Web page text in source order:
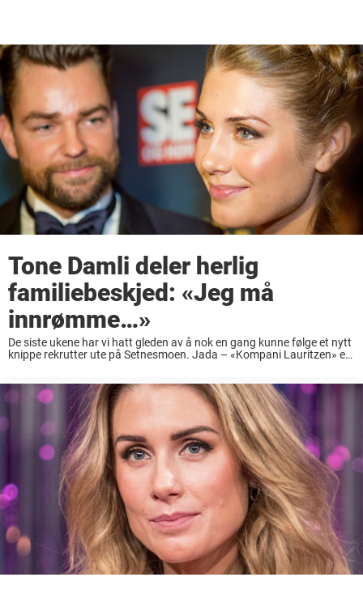
Tone Damli deler herlig
familiebeskjed: «Jeg må
innrømme…»
De siste ukene har vi hatt gleden av å nok en gang kunne følge et nytt
knippe rekrutter ute på Setnesmoen. Jada – «Kompani Lauritzen» er i